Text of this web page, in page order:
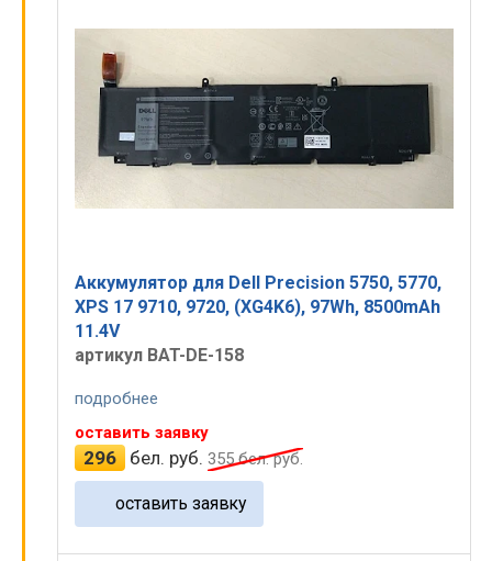
Аккумулятор для Dell Precision 5750, 5770,
XPS 17 9710, 9720, (XG4K6), 97Wh, 8500mAh
11.4V
артикул BAT-DE-158
подробнее
оставить заявку
296 бел. руб. 355бел. руб.
оставить заявку